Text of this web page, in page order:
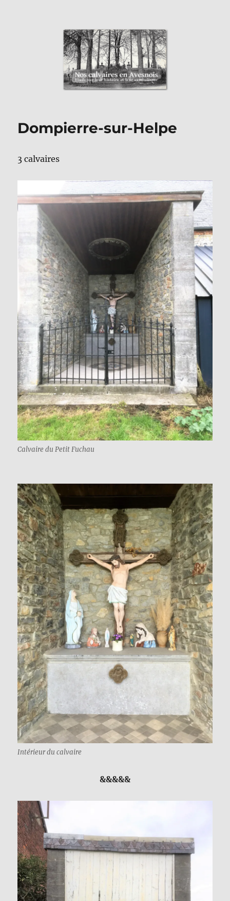
Nos Calvaires en Avesnois
Dompierre-sur-Helpe
3 calvaires
Calvaire du Petit Fuchau
Intérieur du calvaire
&&&&&